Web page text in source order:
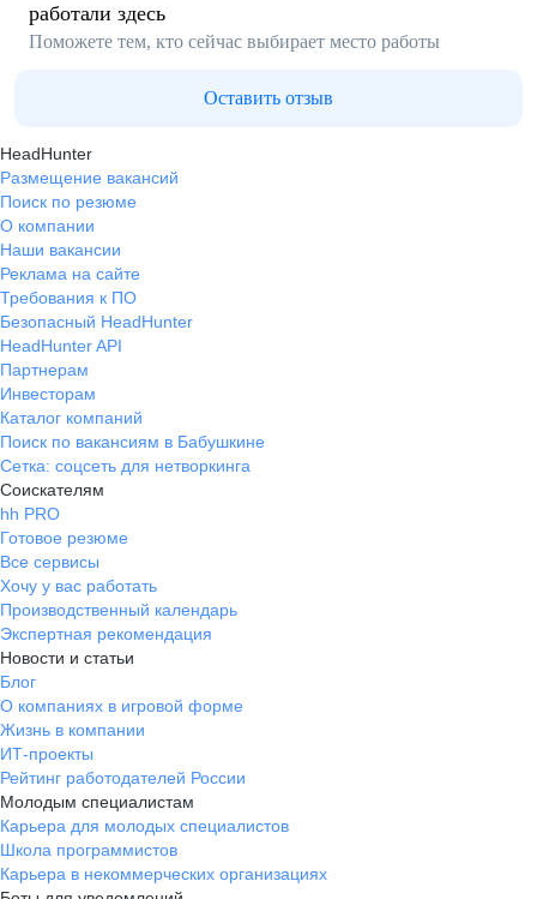
работали здесь
Поможете тем, кто сейчас выбирает место работы
Оставить отзыв
HeadHunter
Размещение вакансий
Поиск по резюме
О компании
Наши вакансии
Реклама на сайте
Требования к ПО
Безопасный HeadHunter
HeadHunter API
Партнерам
Инвесторам
Каталог компаний
Поиск по вакансиям в Бабушкине
Сетка: соцсеть для нетворкинга
Соискателям
hh PRO
Готовое резюме
Все сервисы
Хочу у вас работать
Производственный календарь
Экспертная рекомендация
Новости и статьи
Блог
О компаниях в игровой форме
Жизнь в компании
ИТ-проекты
Рейтинг работодателей России
Молодым специалистам
Карьера для молодых специалистов
Школа программистов
Карьера в некоммерческих организациях